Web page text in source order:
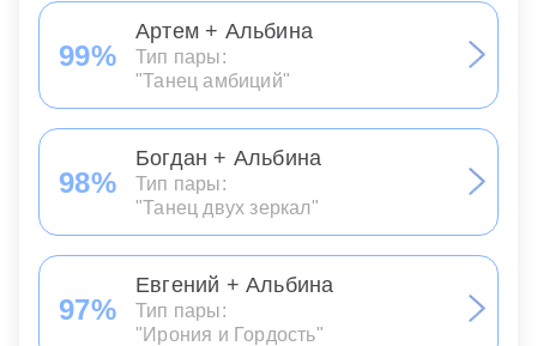
99%
Артем + Альбина
Тип пары:
"Танец амбиций"
98%
Богдан + Альбина
Тип пары:
"Танец двух зеркал"
97%
Евгений + Альбина
Тип пары:
"Ирония и Гордость"